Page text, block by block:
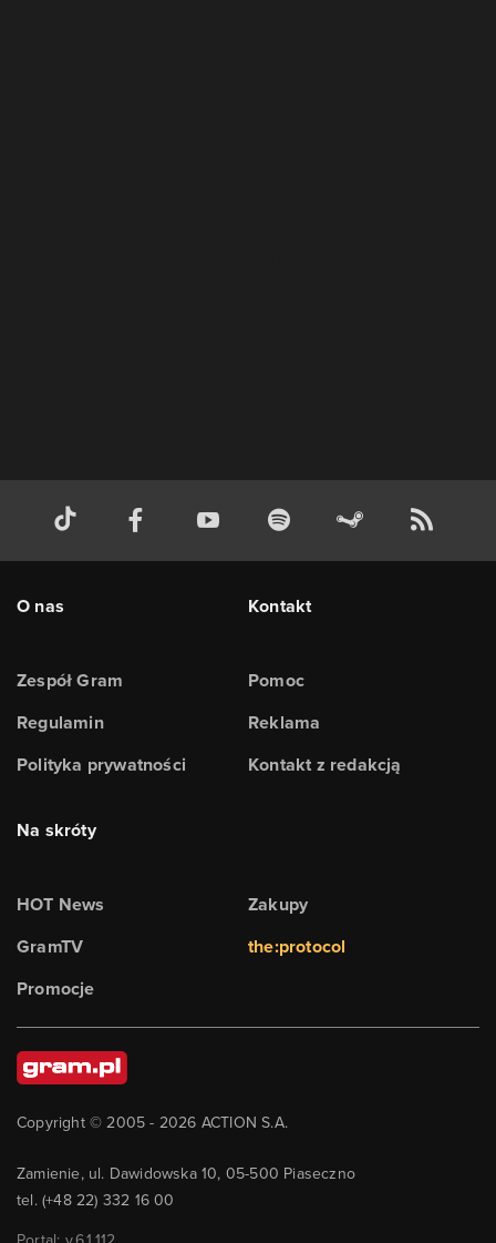
O nas
Zespół Gram
Regulamin
Polityka prywatności
Kontakt
Pomoc
Reklama
Kontakt z redakcją
Na skróty
HOT News
GramTV
Promocje
Zakupy
the:protocol
Copyright © 2005 - 2026 ACTION S.A.
Zamienie, ul. Dawidowska 10, 05-500 Piaseczno
tel. (+48 22) 332 16 00